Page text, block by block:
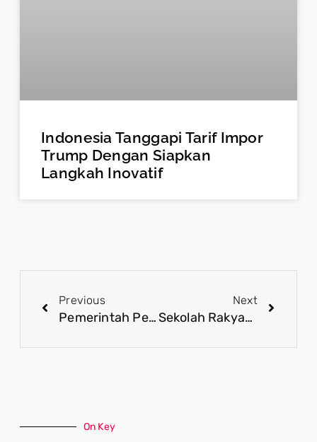
Indonesia Tanggapi Tarif Impor
Trump Dengan Siapkan
Langkah Inovatif
Previous
Pemerintah Perkuat Stimulus Guna Jaga Daya Beli dan Sektor Riil
Next
Sekolah Rakyat Hadirkan Pendidikan Gratis, Bukti Negara Peduli Anak Bangsa
On Key